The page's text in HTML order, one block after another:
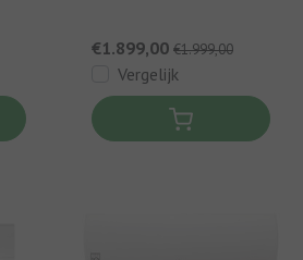
€1.899,00 €1.999,00
Vergelijk